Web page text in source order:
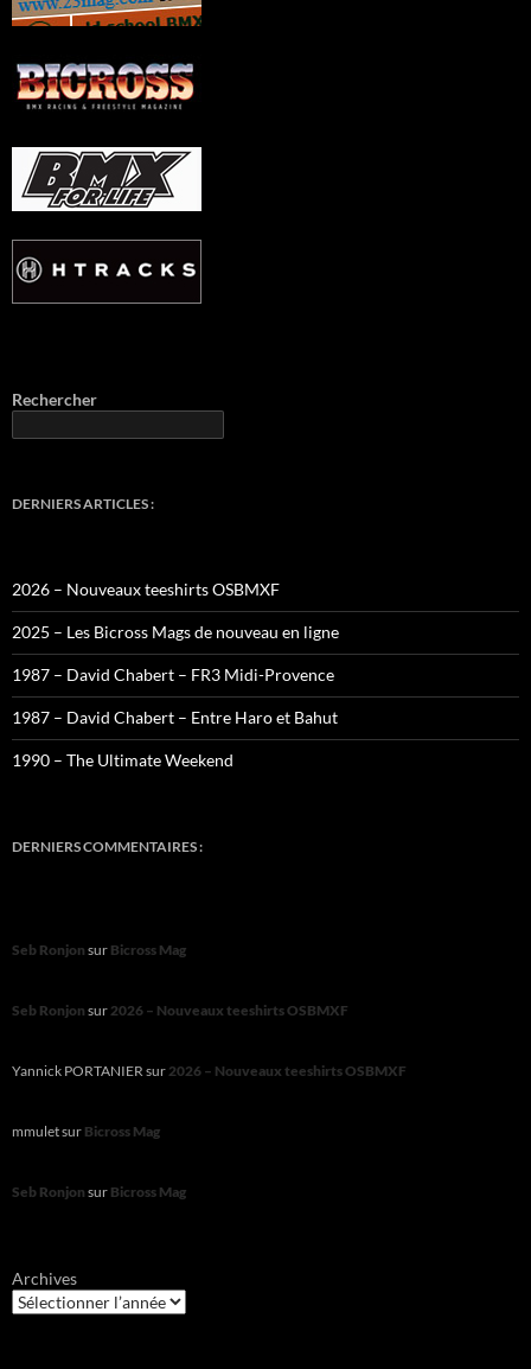
Rechercher
DERNIERS ARTICLES :
2026 – Nouveaux teeshirts OSBMXF
2025 – Les Bicross Mags de nouveau en ligne
1987 – David Chabert – FR3 Midi-Provence
1987 – David Chabert – Entre Haro et Bahut
1990 – The Ultimate Weekend
DERNIERS COMMENTAIRES :
Seb Ronjon sur Bicross Mag
Seb Ronjon sur2026 – Nouveaux teeshirts OSBMXF
Yannick PORTANIERsur2026 – Nouveaux teeshirts OSBMXF
mmuletsur Bicross Mag
Seb Ronjon sur Bicross Mag
Archives